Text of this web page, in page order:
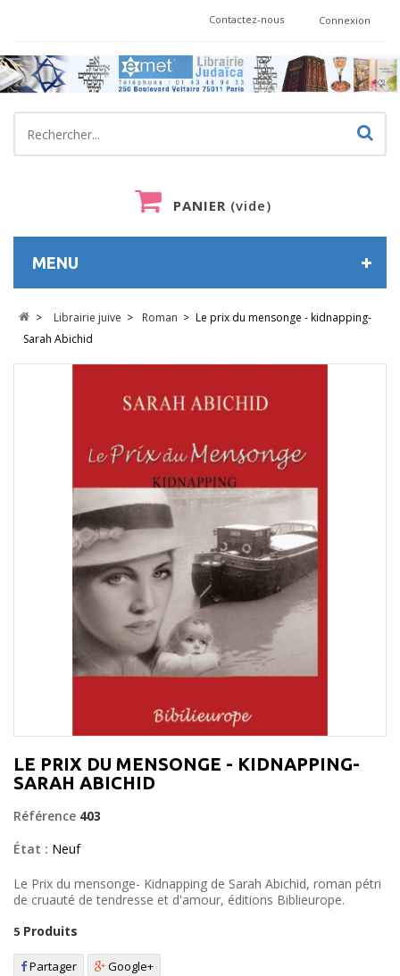
Connexion
Contactez-nous
PANIER (vide)
MENU
> Librairie juive > Roman > Le prix du mensonge - kidnapping-
Sarah Abichid
LE PRIX DU MENSONGE - KIDNAPPING-
SARAH ABICHID
Référence 403
État : Neuf
Le Prix du mensonge- Kidnapping de Sarah Abichid, roman pétri
de cruauté de tendresse et d'amour, éditions Biblieurope.
5 Produits
Partager Google+